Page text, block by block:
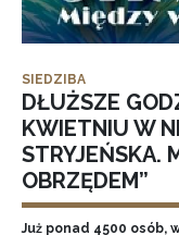
SIEDZIBA
DŁUŻSZE
KWIETNIU W
STRYJEŃSKA.
OBRZĘDEM”
Już ponad 4500 osób,